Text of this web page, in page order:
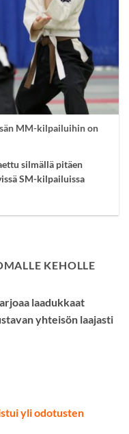
MM-kilpailuihin on
silmällä pitäen
SM-kilpailuissa
KEHOLLE
laadukkaat
yhteisön laajasti
yli odotusten